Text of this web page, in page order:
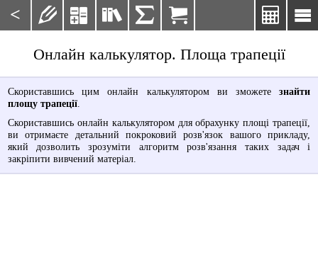
< 

    
Онлайн калькулятор. Площа трапеції
Скориставшись цим онлайн калькулятором ви зможетезнайти
площу трапеції.
Скориставшись онлайн калькулятором для обрахунку площі трапеції,
ви отримаєте детальний покроковий розв'язок вашого прикладу,
який дозволить зрозуміти алгоритм розв'язання таких задач і
закріпити вивчений матеріал.